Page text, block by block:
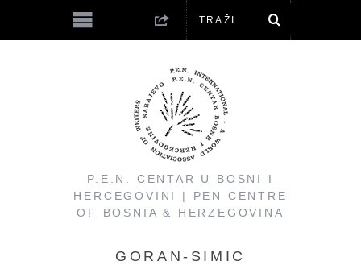
P.E.N. CENTAR U BOSNI I
HERCEGOVINI | PEN CENTRE
OF BOSNIA & HERZEGOVINA
GORAN-SIMIC